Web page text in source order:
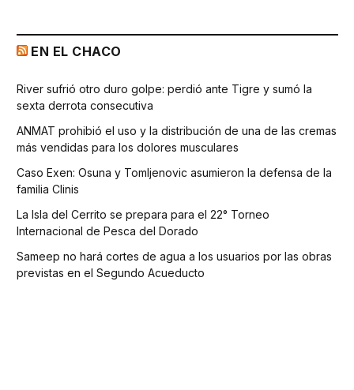
EN EL CHACO
River sufrió otro duro golpe: perdió ante Tigre y sumó la
sexta derrota consecutiva
ANMAT prohibió el uso y la distribución de una de las cremas
más vendidas para los dolores musculares
Caso Exen: Osuna y Tomljenovic asumieron la defensa de la
familia Clinis
La Isla del Cerrito se prepara para el 22° Torneo
Internacional de Pesca del Dorado
Sameep no hará cortes de agua a los usuarios por las obras
previstas en el Segundo Acueducto